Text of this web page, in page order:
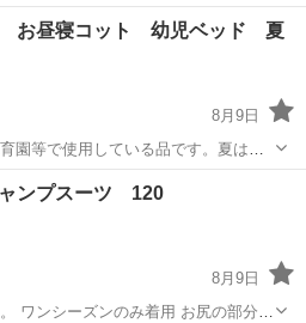
で1年中快適作業◎マイカー通勤OK
北海道恵庭市》 人気の工場の
ール庭園駅 その他
お昼寝コット 幼児ベッド 夏
8月9日
園等で使用している品です。夏は、
のでおすすめです。 子供が大きくな
用感はございますので、ご了承下さ
不...
ベビー用品
ンプスーツ 120
8月9日
ーズンのみ着用 お尻の部分少